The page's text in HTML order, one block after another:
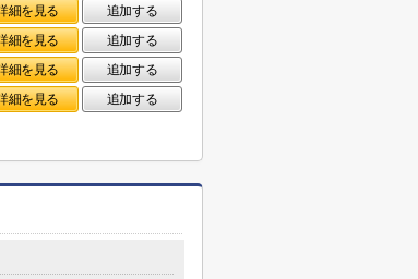
細を見る
追加する
細を見る
追加する
細を見る
追加する
細を見る 追加する